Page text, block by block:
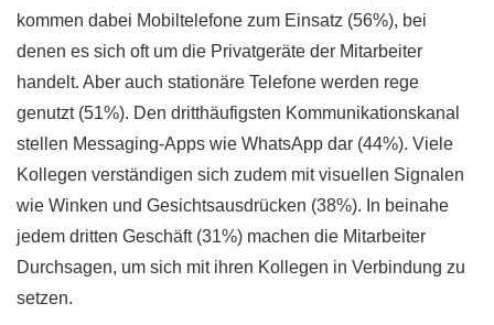
kommen dabei Mobiltelefone zum Einsatz (56%), bei
denen es sich oft um die Privatgeräte der Mitarbeiter
handelt. Aber auch stationäre Telefone werden rege
genutzt (51%). Den dritthäufigsten Kommunikationskanal
stellen Messaging-Apps wie WhatsApp dar (44%). Viele
Kollegen verständigen sich zudem mit visuellen Signalen
wie Winken und Gesichtsausdrücken (38%). In beinahe
jedem dritten Geschäft (31%) machen die Mitarbeiter
Durchsagen, um sich mit ihren Kollegen in Verbindung zu
setzen.